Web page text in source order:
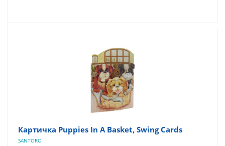
Картичка Puppies In A Basket, Swing Cards
SANTORO